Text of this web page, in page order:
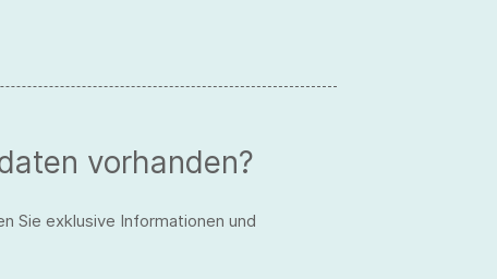
vorhanden?
Sie exklusive Informationen und